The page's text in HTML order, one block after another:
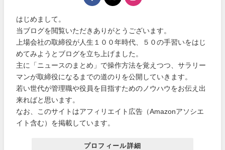
はじめまして。
当ブログを閲覧いただきありがとうございます。
上場会社の取締役が人生１００年時代、５０の手習いをはじ
めてみようとブログを立ち上げました。
主に「ニュースのまとめ」で操作方法を覚えつつ、サラリー
マンが取締役になるまでの道のりを公開していきます。
若い世代が管理職や役員を目指すためのノウハウをお伝え出
来ればと思います。
なお、このサイトはアフィリエイト広告（Amazonアソシエ
イト含む）を掲載しています。
プロフィール詳細